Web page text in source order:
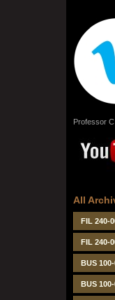
Professor
All
FIL 240-
FIL 240-
BUS
BUS 100-